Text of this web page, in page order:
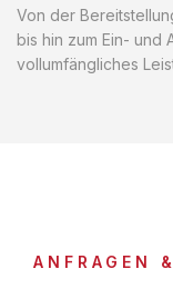
Von der
bis hin zum Ein- und
vollumfängliches
ANFRAGEN